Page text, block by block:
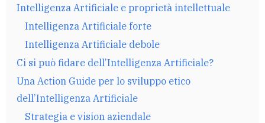
Intelligenza Artificiale e proprietà intellettuale
Intelligenza Artificiale forte
Intelligenza Artificiale debole
Ci si può fidare dell’Intelligenza Artificiale?
Una Action Guide per lo sviluppo etico
dell’Intelligenza Artificiale
Strategia e vision aziendale